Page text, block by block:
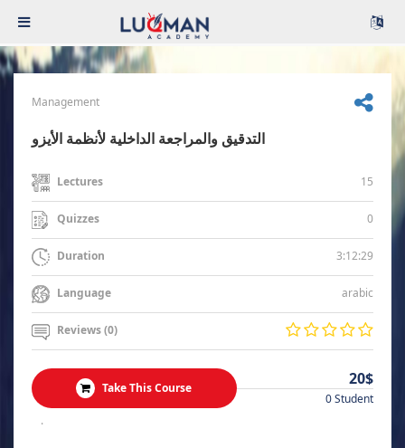
Management
التدقيق والمراجعة الداخلية لأنظمة الأيزو
Lectures 15
Quizzes 0
Duration 3:12:29
Language arabic
Reviews (0)
Take This Course 20$
0 Student
.